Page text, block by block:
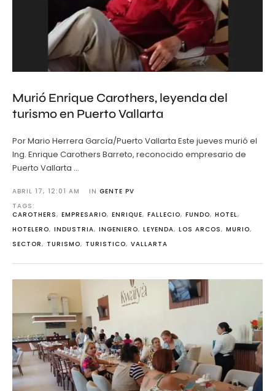
Murió Enrique Carothers, leyenda del
turismo en Puerto Vallarta
Por Mario Herrera García/Puerto Vallarta Este jueves murió el
Ing. Enrique Carothers Barreto, reconocido empresario de
Puerto Vallarta …
ABRIL 17, 12:01 AM IN GENTE PV
TAGS:
CAROTHERS, EMPRESARIO, ENRIQUE, FALLECIO, FUNDO, HOTEL,
HOTELERO, INDUSTRIA, INGENIERO, LEYENDA, LOS ARCOS, MURIO,
SECTOR, TURISMO, TURISTICO, VALLARTA